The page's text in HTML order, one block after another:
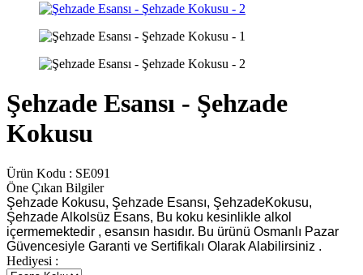
Şehzade Esansı - Şehzade
Kokusu
Ürün Kodu : SE091
Öne Çıkan Bilgiler
Şehzade Kokusu, Şehzade Esansı, ŞehzadeKokusu,
Şehzade Alkolsüz Esans, Bu koku kesinlikle alkol
içermemektedir , esansın hasıdır. Bu ürünü Osmanlı Pazar
Güvencesiyle Garanti ve Sertifikalı Olarak Alabilirsiniz .
Hediyesi :